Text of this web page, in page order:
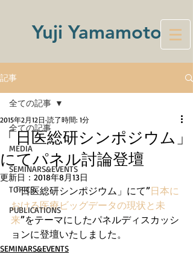
Yuji Yamamoto
記事
全ての記事
MEDIA
SEMINARS&EVENTS
TOPICS
PUBLICATIONS
全ての記事
「日医総研シンポジウム」
にてパネル討論登壇
2015年2月12日 読了時間: 1分
更新日： 2018年8月13日
「日医総研シンポジウム」にて”日本に
おける医療ビッグデータの現状と未
来”をテーマにしたパネルディスカッシ
ョンに登壇いたしました。
SEMINARS&EVENTS